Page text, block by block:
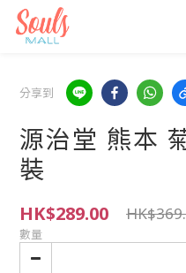
分享到
源治堂 熊本
裝
HK$289.00
數量